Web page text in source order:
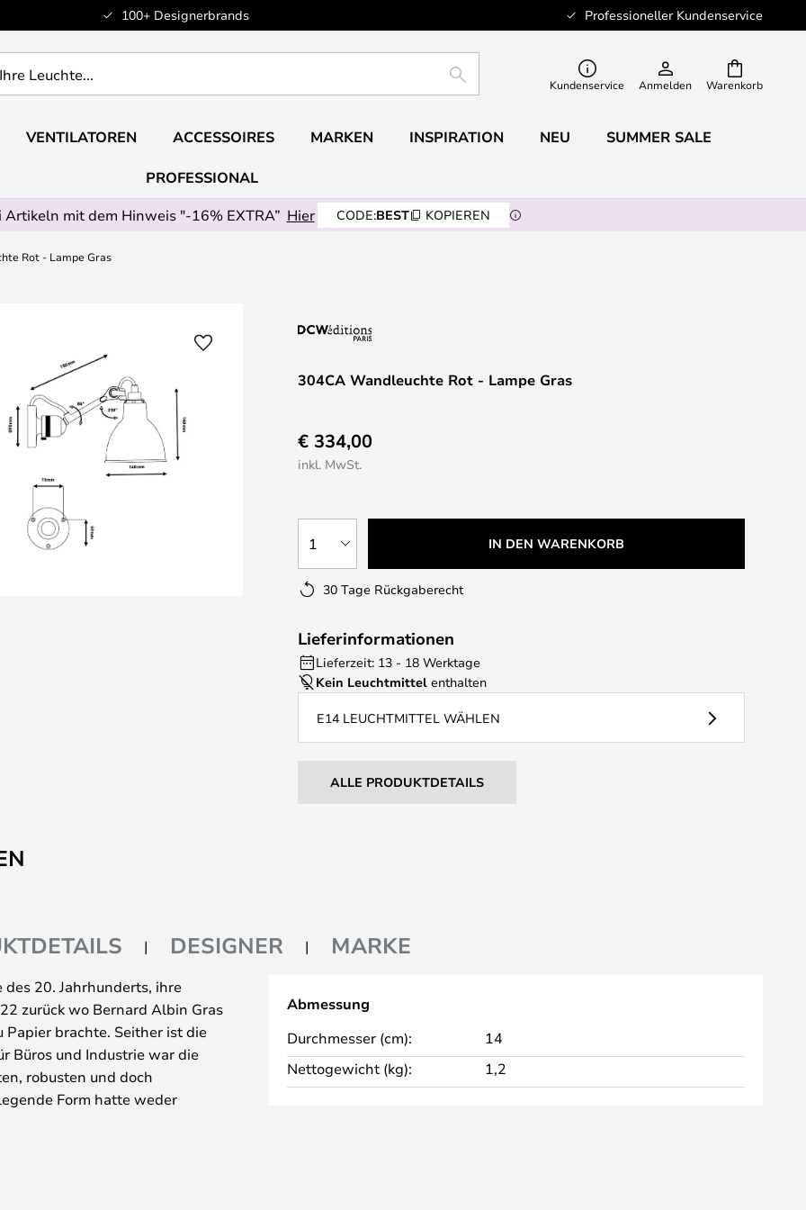
100+ Designerbrands Professioneller Kundenservice
Warenkorb
SUCHE Kundenservice Anmelden
VENTILATOREN ACCESSOIRES MARKEN INSPIRATION NEU SUMMER SALE
PROFESSIONAL
mit dem Hinweis "-16% EXTRA” Hier CODE:BEST KOPIEREN
Rot - Lampe Gras
304CA Wandleuchte Rot - Lampe Gras
€ 334,00
inkl. MwSt.
1 IN DEN WARENKORB
30 Tage Rückgaberecht
Lieferinformationen
Lieferzeit: 13 - 18 Werktage
Kein Leuchtmittel enthalten
E14 LEUCHTMITTEL WÄHLEN
ALLE PRODUKTDETAILS
DESIGNER MARKE
20. Jahrhunderts, ihre
zurück wo Bernard Albin Gras
brachte. Seither ist die
Büros und Industrie war die
robusten und doch
Form hatte weder
Abmessung
Durchmesser (cm):
14
Nettogewicht (kg):
1,2